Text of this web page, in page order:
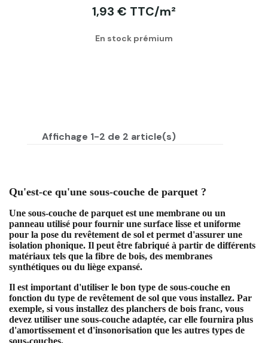
1,93 € TTC/m²
En stock prémium
Affichage 1-2 de 2 article(s)
Qu'est-ce qu'une sous-couche de parquet ?
Une sous-couche de parquet est une membrane ou un
panneau utilisé pour fournir une surface lisse et uniforme
pour la pose du revêtement de sol et permet d'assurer une
isolation phonique. Il peut être fabriqué à partir de différents
matériaux tels que la fibre de bois, des membranes
synthétiques ou du liège expansé.
Il est important d'utiliser le bon type de sous-couche en
fonction du type de revêtement de sol que vous installez. Par
exemple, si vous installez des planchers de bois franc, vous
devez utiliser une sous-couche adaptée, car elle fournira plus
d'amortissement et d'insonorisation que les autres types de
sous-couches.